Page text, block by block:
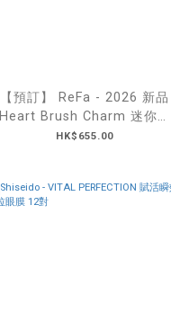
【預訂】 ReFa - 2026 新品
Heart Brush Charm 迷你心
形梳吊飾 四色入
HK$655.00